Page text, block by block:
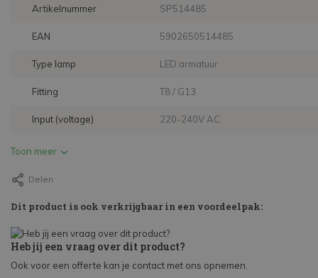
Artikelnummer SP514485
EAN 5902650514485
Type lamp LED armatuur
Fitting T8 / G13
Input (voltage) 220-240V AC
Toon meer
Delen
Dit product is ook verkrijgbaar in een voordeelpak:
Heb jij een vraag over dit product?
Ook voor een offerte kan je contact met ons opnemen.